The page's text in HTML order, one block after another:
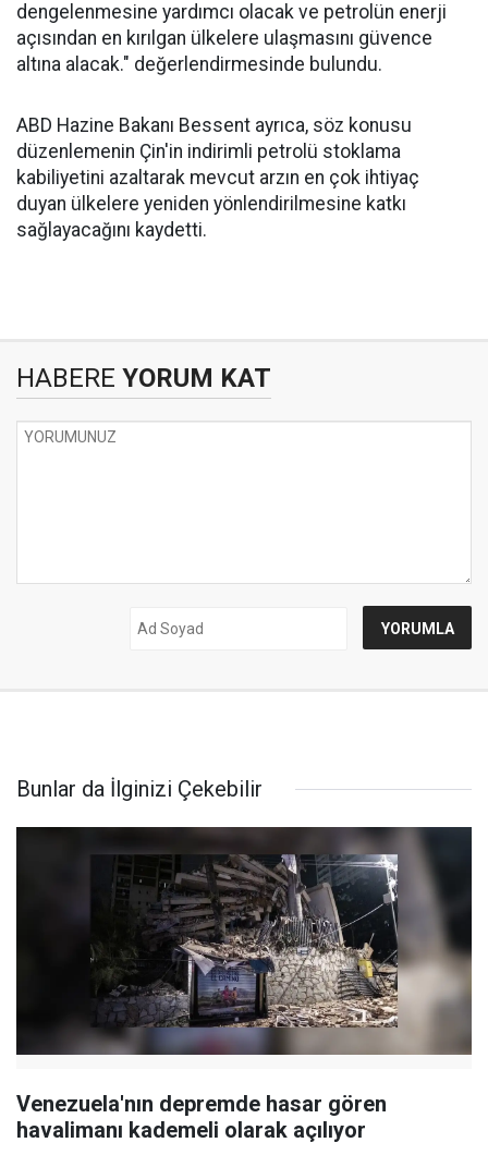
dengelenmesine yardımcı olacak ve petrolün enerji
açısından en kırılgan ülkelere ulaşmasını güvence
altına alacak." değerlendirmesinde bulundu.
ABD Hazine Bakanı Bessent ayrıca, söz konusu
düzenlemenin Çin'in indirimli petrolü stoklama
kabiliyetini azaltarak mevcut arzın en çok ihtiyaç
duyan ülkelere yeniden yönlendirilmesine katkı
sağlayacağını kaydetti.
HABERE YORUM KAT
Bunlar da İlginizi Çekebilir
Venezuela'nın depremde hasar gören
havalimanı kademeli olarak açılıyor